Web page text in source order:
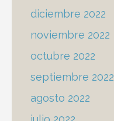
diciembre 2022
noviembre 2022
octubre 2022
septiembre 2022
agosto 2022